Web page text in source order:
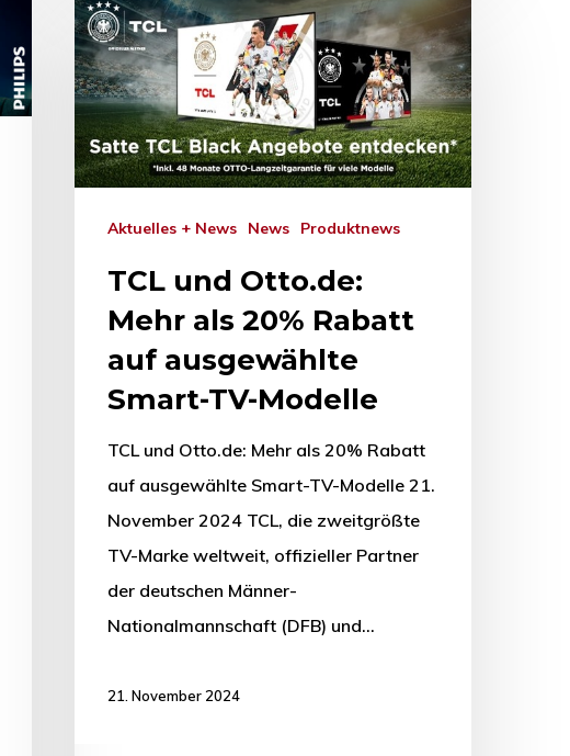
Aktuelles + News News Produktnews
TCL und Otto.de:
Mehr als 20% Rabatt
auf ausgewählte
Smart-TV-Modelle
TCL und Otto.de: Mehr als 20% Rabatt
auf ausgewählte Smart-TV-Modelle 21.
November 2024 TCL, die zweitgrößte
TV-Marke weltweit, offizieller Partner
der deutschen Männer-
Nationalmannschaft (DFB) und…
21. November 2024